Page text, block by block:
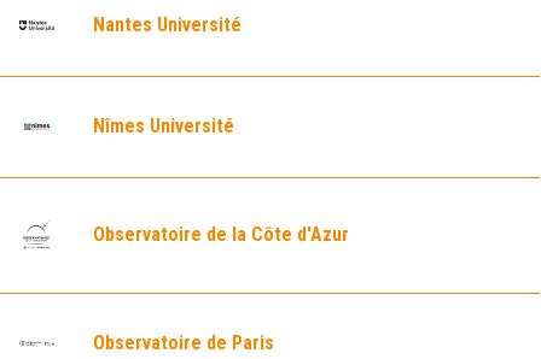
Nantes Université
Nîmes Université
Observatoire de la Côte d'Azur
Observatoire de Paris